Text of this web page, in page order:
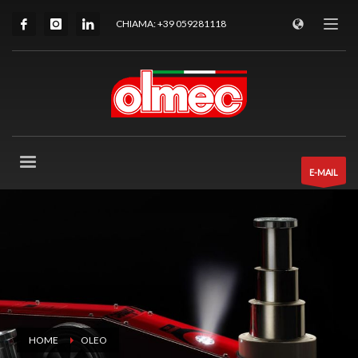
CHIAMA: +39 059281118
E-MAIL
HOME OLEO